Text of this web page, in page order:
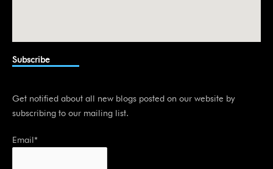
Subscribe
Get notified about all new blogs posted on our website by
subscribing to our mailing list.
Email*